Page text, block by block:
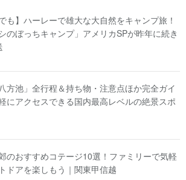
も】ハーレーで雄大な大自然をキャンプ旅！
のぼっちキャンプ」アメリカSPが昨年に続き
方池」全行程＆持ち物・注意点ほか完全ガイ
にアクセスできる国内最高レベルの絶景スポ
のおすすめコテージ10選！ファミリーで気軽
ドアを楽しもう｜関東甲信越